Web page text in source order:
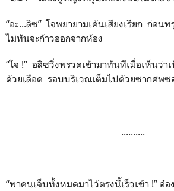
“อะ...ลิซ” โจพยายามเค้นเสียงเรียก ก่อน
ไม่ทันจะก้าวออกจากห้อง
“โจ !” อลิซวิ่งพรวดเข้ามาทันทีเมื่อเห็นว่า
ด้วยเลือด รอบบริเวณเต็มไปด้วยซากศพซ
..........
“พาคนเจ็บทั้งหมดมาไว้ตรงนี้เร็วเข้า !” อ๋